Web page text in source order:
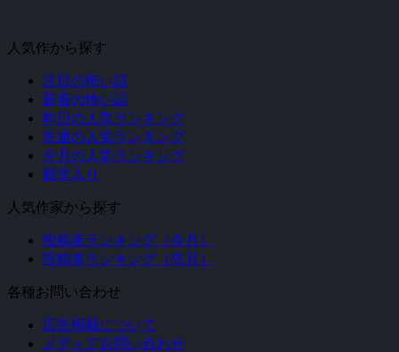
人気作から探す
注目の怖い話
新着の怖い話
昨日の人気ランキング
先週の人気ランキング
今月の人気ランキング
殿堂入り
人気作家から探す
投稿者ランキング（今月）
投稿者ランキング（先月）
各種お問い合わせ
広告掲載について
メディアお問い合わせ